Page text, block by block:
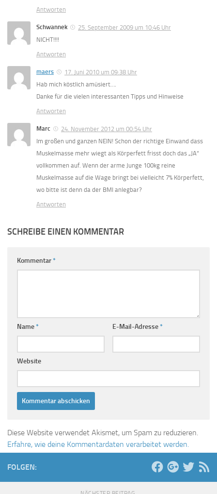
Antworten
Schwannek
25. September 2009 um 10:46 Uhr
NICHT!!!!
Antworten
maers
17. Juni 2010 um 09:38 Uhr
Hab mich köstlich amüsiert….
Danke für die vielen interessanten Tipps und Hinweise
Antworten
Marc
24. November 2012 um 00:54 Uhr
Im großen und ganzen NEIN! Schon der richtige Einwand dass
Muskelmasse mehr wiegt als Körperfett frisst doch das „JA“
vollkommen auf. Wenn der arme Junge 100kg reine
Muskelmasse auf die Wage bringt bei vielleicht 7% Körperfett,
wo bitte ist denn da der BMI anlegbar?
Antworten
SCHREIBE EINEN KOMMENTAR
Kommentar*
Name* E-Mail-Adresse*
Website
Diese Website verwendet Akismet, um Spam zu reduzieren.
Erfahre, wie deine Kommentardaten verarbeitet werden.
FOLGEN: